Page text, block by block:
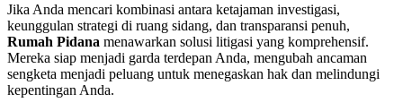
Jika Anda mencari kombinasi antara ketajaman investigasi,
keunggulan strategi di ruang sidang, dan transparansi penuh,
Rumah Pidana menawarkan solusi litigasi yang komprehensif.
Mereka siap menjadi garda terdepan Anda, mengubah ancaman
sengketa menjadi peluang untuk menegaskan hak dan melindungi
kepentingan Anda.